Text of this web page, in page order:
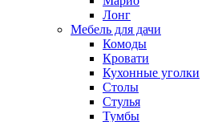
Лонг
Мебель для дачи
Комоды
Кровати
Кухонные уголки
Столы
Стулья
Тумбы